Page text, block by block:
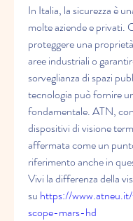
In Italia, la sicurezza è
molte aziende e privati.
proteggere una
aree industriali o
sorveglianza di spazi
tecnologia può fornire
fondamentale. ATN,
dispositivi di visione
affermata come un
riferimento anche in
Vivi la differenza della
su https://
scope-mars-hd